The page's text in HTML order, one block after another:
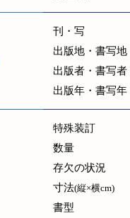
刊・写
出版地・書写地
出版者・書写者
出版年・書写年
特殊装訂
数量
存欠の状況
寸法(縦×横cm)
書型